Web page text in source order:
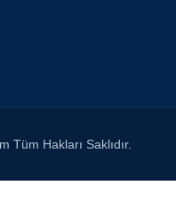
Hakları Saklıdır.